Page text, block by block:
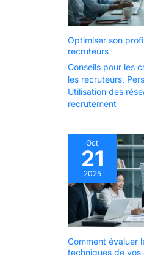
Optimiser son
recruteurs
Conseils pour les
les recruteurs,
Utilisation des
recrutement
Oct
21
2025
Comment évaluer
techniques de vos